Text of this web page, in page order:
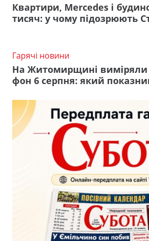
Квартири, Mercedes і
тисяч: у чому підозрюють
Гарячі новини
На Житомирщині виміряли
фон 6 серпня: який